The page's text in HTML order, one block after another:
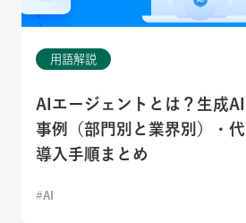
用語解説
AIエージェントとは？生成
事例（部門別と業界別）・
導入手順まとめ
AI